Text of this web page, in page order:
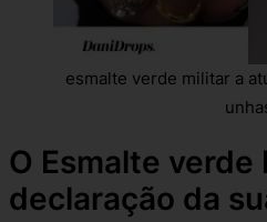
esmalte verde militar a
O Esmalte verde
declaração da